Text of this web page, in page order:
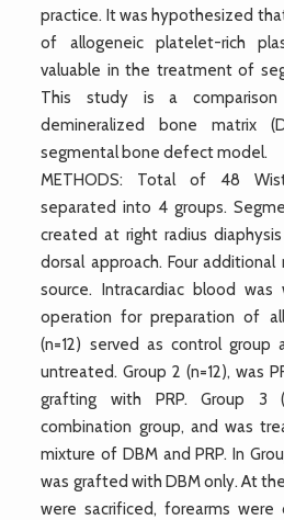
practice. It was hypothesized
of allogeneic platelet-rich
valuable in the treatment of
This study is a
demineralized bone matrix
segmental bone defect model.
METHODS: Total of 48
separated into 4 groups.
created at right radius
dorsal approach. Four
source. Intracardiac blood
operation for preparation of
(n=12) served as control
untreated. Group 2 (n=12), was
grafting with PRP. Group 3
combination group, and was
mixture of DBM and PRP. In
was grafted with DBM only. At
were sacrificed, forearms